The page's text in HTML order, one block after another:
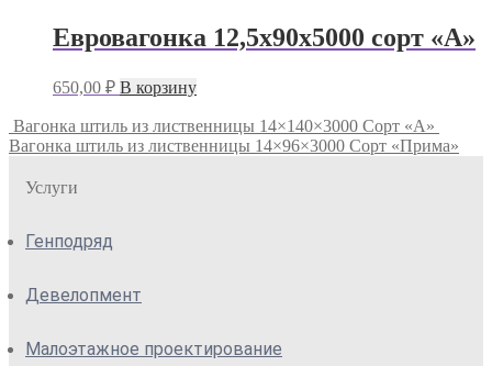
Евровагонка 12,5х90х5000 сорт «А»
650,00 ₽ В корзину
Вагонка штиль из лиственницы 14×140×3000 Сорт «А»
Вагонка штиль из лиственницы 14×96×3000 Сорт «Прима»
Услуги
Генподряд
Девелопмент
Малоэтажное проектирование